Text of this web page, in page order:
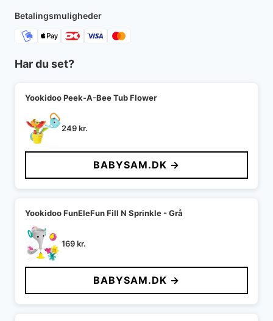
400 kr..
Betalingsmuligheder
Har du set?
Yookidoo Peek-A-Bee Tub Flower
249kr.
BABYSAM.DK →
Yookidoo FunEleFun Fill N Sprinkle - Grå
169kr.
BABYSAM.DK →